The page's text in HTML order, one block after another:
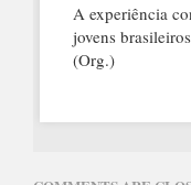
A experiência
jovens
(Org.)